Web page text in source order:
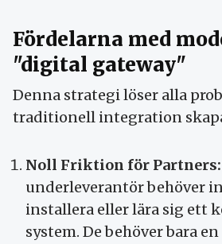
Fördelarna med
"digital gateway"
Denna strategi löser alla
traditionell integration
Noll Friktion för Partners:
underleverantör behöver
installera eller lära sig ett
system. De behöver bara en